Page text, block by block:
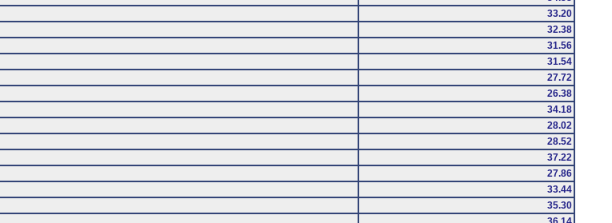
33.20
32.38
31.56
31.54
27.72
26.38
34.18
28.02
28.52
37.22
27.86
33.44
35.30